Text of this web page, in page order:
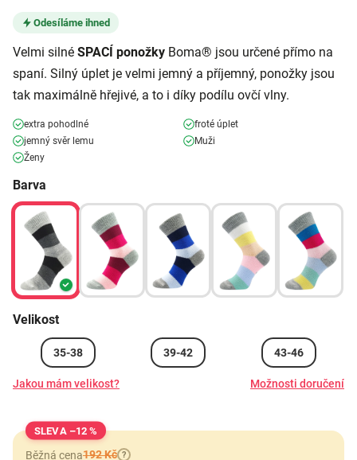
Odesíláme ihned
Velmi silné SPACÍ ponožky Boma® jsou určené přímo na
spaní. Silný úplet je velmi jemný a příjemný, ponožky jsou
tak maximálně hřejivé, a to i díky podílu ovčí vlny.
extra pohodlné
froté úplet
jemný svěr lemu
Muži
Ženy
Barva
Velikost
35-38 39-42 43-46
Jakou mám velikost? Možnosti doručení
–12 %
Běžná cena192 Kč ?